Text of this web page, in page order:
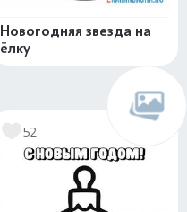
Новогодняя звезда на
ёлку
52